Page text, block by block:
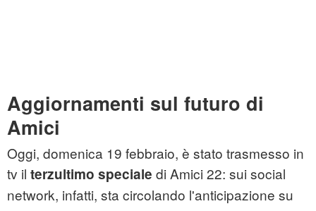
Aggiornamenti sul futuro di
Amici
Oggi, domenica 19 febbraio, è stato trasmesso in
tv il terzultimo speciale di Amici 22: sui social
network, infatti, sta circolando l'anticipazione su